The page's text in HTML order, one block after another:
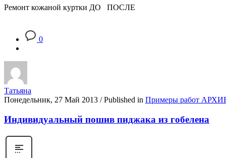
Ремонт кожаной куртки ДО ПОСЛЕ
0
Татьяна
Понедельник, 27 Май 2013 / Published in Примеры работ
Индивидуальный пошив пиджака из гобелена